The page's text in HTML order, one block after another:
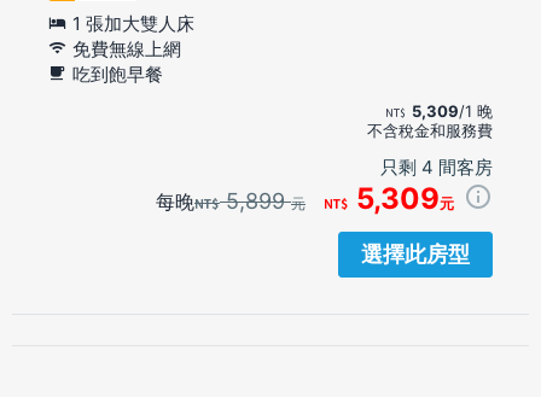
1 張加大雙人床
免費無線上網
吃到飽早餐
5,309/1 晚
不含稅金和服務費
只剩 4 間客房
每晚 5,899元 5,309元
選擇此房型